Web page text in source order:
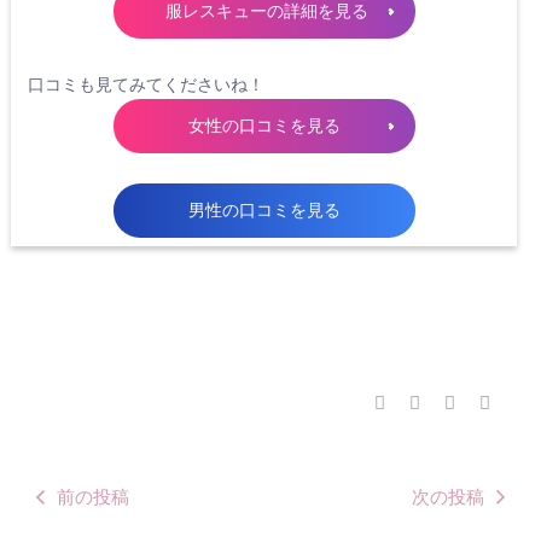
服レスキューの詳細を見る
口コミも見てみてくださいね！
女性の口コミを見る
男性の口コミを見る
前の投稿 次の投稿